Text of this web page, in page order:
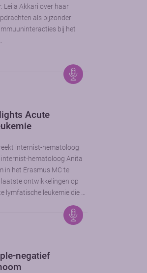
Leila Akkari over haar
als bijzonder
bij het
Acute
internist-hematoloog
hematoloog Anita
in het Erasmus MC te
ontwikkelingen op
lymfatische leukemie die …
negatief